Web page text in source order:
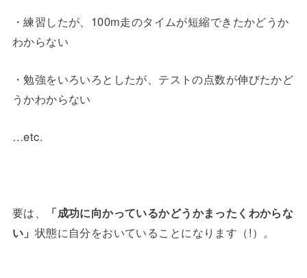
・練習したが、100m走のタイムが短縮できたかどうか
わからない
・勉強をいろいろとしたが、テストの点数が伸びたかど
うかわからない
…etc.
要は、
「成功に向かっているかどうかまったくわからな
い」 状態に自分をおいていることになります（!）。